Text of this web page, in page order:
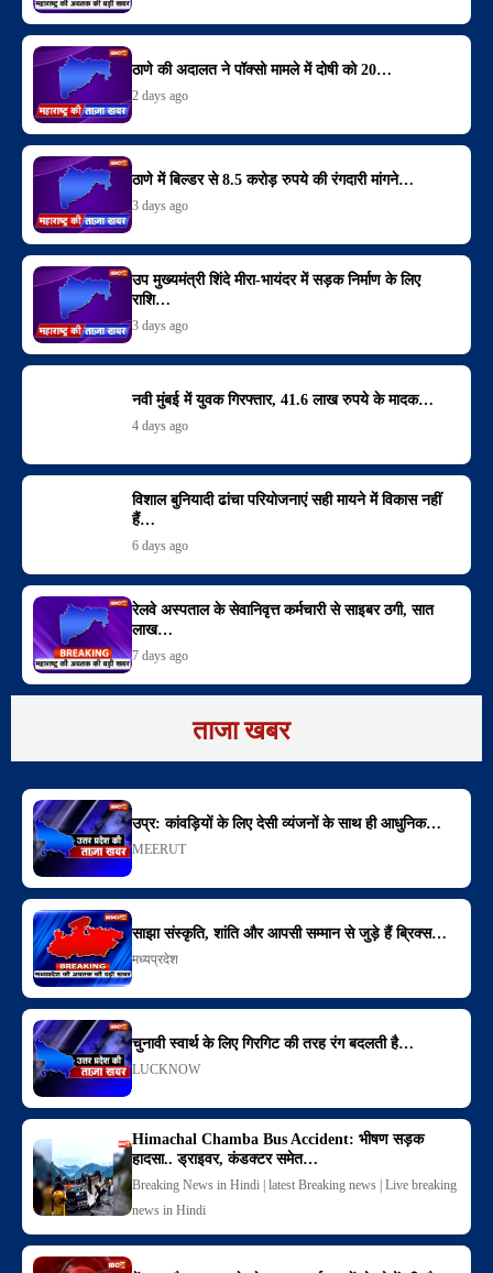
ठाणे की अदालत ने पॉक्सो मामले में दोषी को 20…
2 days ago
ठाणे में बिल्डर से 8.5 करोड़ रुपये की रंगदारी मांगने…
3 days ago
उप मुख्यमंत्री शिंदे मीरा-भायंदर में सड़क निर्माण के लिए
राशि…
3 days ago
नवी मुंबई में युवक गिरफ्तार, 41.6 लाख रुपये के मादक…
4 days ago
विशाल बुनियादी ढांचा परियोजनाएं सही मायने में विकास नहीं
हैं…
6 days ago
रेलवे अस्पताल के सेवानिवृत्त कर्मचारी से साइबर ठगी, सात
लाख…
7 days ago
ताजा खबर
उप्र: कांवड़ियों के लिए देसी व्यंजनों के साथ ही आधुनिक…
MEERUT
साझा संस्कृति, शांति और आपसी सम्मान से जुड़े हैं ब्रिक्स…
मध्यप्रदेश
चुनावी स्वार्थ के लिए गिरगिट की तरह रंग बदलती है…
LUCKNOW
Himachal Chamba Bus Accident: भीषण सड़क
हादसा.. ड्राइवर, कंडक्टर समेत…
Breaking News in Hindi | latest Breaking news | Live breaking
news in Hindi